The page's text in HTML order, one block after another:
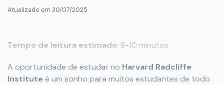
Atualizado em 30/07/2025
Tempo de leitura estimado: 8-10 minutos
A oportunidade de estudar no Harvard Radcliffe
Institute é um sonho para muitos estudantes de todo